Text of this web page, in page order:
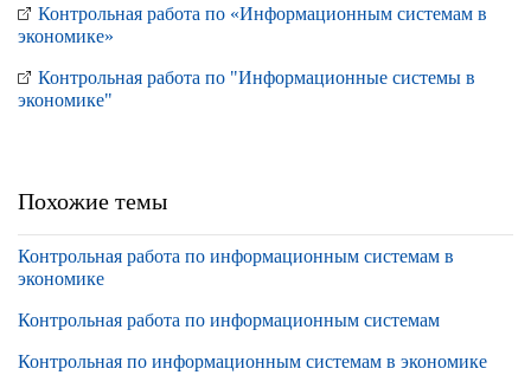
Контрольная работа по «Информационным системам в
экономике»
Контрольная работа по "Информационные системы в
экономике"
Похожие темы
Контрольная работа по информационным системам в
экономике
Контрольная работа по информационным системам
Контрольная по информационным системам в экономике